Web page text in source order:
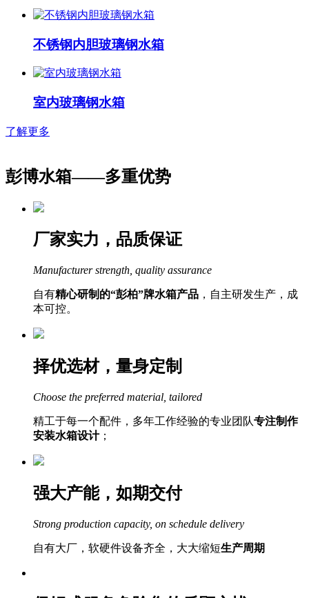
不锈钢内胆玻璃钢水箱
室内玻璃钢水箱
了解更多
彭博水箱——多重优势
厂家实力，品质保证
Manufacturer strength, quality assurance
自有精心研制的“彭柏”牌水箱产品 ，自主研发生产，成
本可控。
择优选材，量身定制
Choose the preferred material, tailored
精工于每一个配件，多年工作经验的专业团队专注制作
安装水箱设计；
强大产能，如期交付
Strong production capacity, on schedule delivery
自有大厂，软硬件设备齐全，大大缩短生产周期